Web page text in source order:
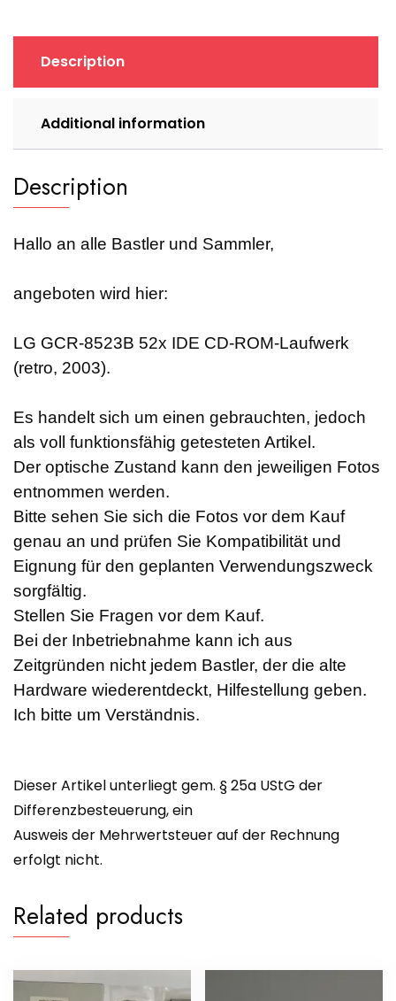
2003)
quantity
Description
Additional information
Description
Hallo an alle Bastler und Sammler,
angeboten wird hier:
LG GCR-8523B 52x IDE CD-ROM-Laufwerk
(retro, 2003).
Es handelt sich um einen gebrauchten, jedoch
als voll funktionsfähig getesteten Artikel.
Der optische Zustand kann den jeweiligen Fotos
entnommen werden.
Bitte sehen Sie sich die Fotos vor dem Kauf
genau an und prüfen Sie Kompatibilität und
Eignung für den geplanten Verwendungszweck
sorgfältig.
Stellen Sie Fragen vor dem Kauf.
Bei der Inbetriebnahme kann ich aus
Zeitgründen nicht jedem Bastler, der die alte
Hardware wiederentdeckt, Hilfestellung geben.
Ich bitte um Verständnis.
Dieser Artikel unterliegt gem. § 25a UStG der
Differenzbesteuerung, ein
Ausweis der Mehrwertsteuer auf der Rechnung
erfolgt nicht.
Related products